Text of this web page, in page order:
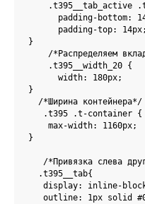
.t395__tab_active
padding-bottom:
      padding-top: 14px;
}
/*Распределяем
    .t395__width_20 {
      width: 180px;
}
  /*Ширина контейнера*/
   .t395 .t-container {
    max-width: 1160px;
}
/*Привязка слева
  .t395__tab{
display: inline-
outline: 1px solid